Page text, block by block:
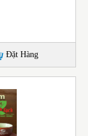
Đặt Hàng